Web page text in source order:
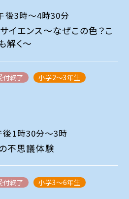
後3時～4時30分
イエンス～なぜこの色？こ
解く〜
付終了 小学2～3年生
後1時30分～3時
不思議体験
付終了 小学3～6年生